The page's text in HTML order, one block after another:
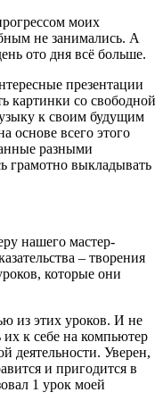
моих
не занимались. А
ото дня всё больше.
презентации
картинки со свободной
к своим будущим
основе всего этого
разными
грамотно выкладывать
нашего мастер-
– творения
которые они
из этих уроков. И не
их к себе на компьютер
деятельности. Уверен,
и пригодится в
1 урок моей